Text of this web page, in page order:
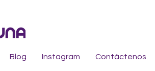
Blog Instagram Contáctenos